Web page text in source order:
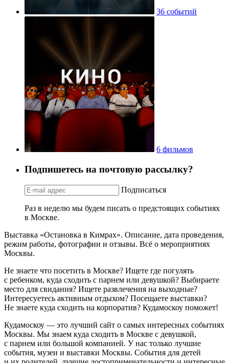
36 событий
6 фильмов
Подпишетесь на почтовую рассылку?
Подписаться
Раз в неделю мы будем писать о предстоящих событиях
в Москве.
Выставка «Остановка в Кимрах». Описание, дата проведения,
режим работы, фотографии и отзывы. Всё о мероприятиях
Москвы.
Не знаете что посетить в Москве? Ищете где погулять
с ребенком, куда сходить с парнем или девушкой? Выбираете
место для свидания? Ищете развлечения на выходные?
Интересуетесь активным отдыхом? Посещаете выставки?
Не знаете куда сходить на корпоратив? Кудамоскоу поможет!
Кудамоскоу — это лучший сайт о самых интересных событиях
Москвы. Мы знаем куда сходить в Москве с девушкой,
с парнем или большой компанией. У нас только лучшие
события, музеи и выставки Москвы. События для детей